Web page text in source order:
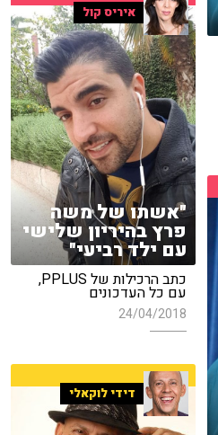
איריס קול
"אשתו של משה
פרץ בהיריון שלישי
עם ילד רביעי"
כתב הרכילות של PPLUS,
עם כל העדכונים
24/04/2018
דידי לוקאלי